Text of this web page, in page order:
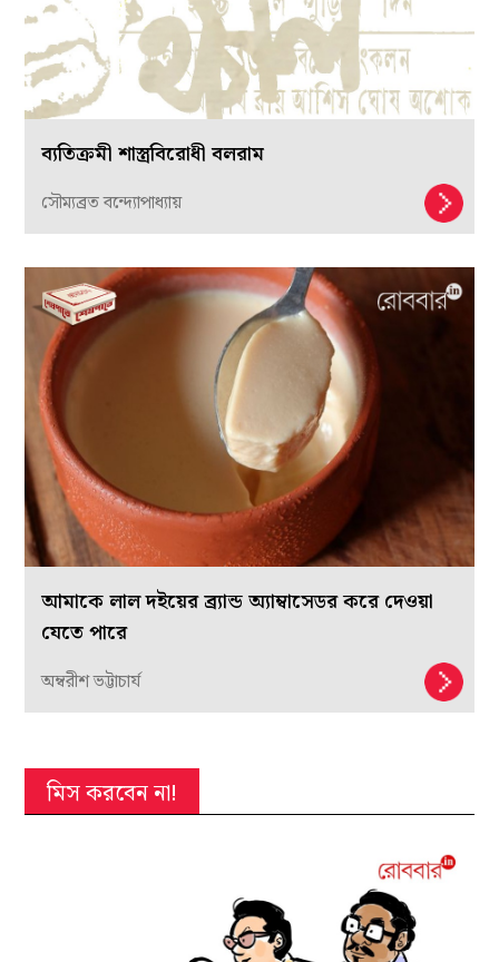
ব্যতিক্রমী শাস্ত্রবিরোধী বলরাম
সৌম্যব্রত বন্দ্যোপাধ্যায়
আমাকে লাল দইয়ের ব্র্যান্ড অ্যাম্বাসেডর করে দেওয়া
যেতে পারে
অম্বরীশ ভট্টাচার্য
মিস করবেন না!